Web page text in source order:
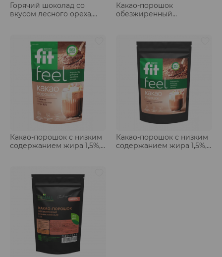
Горячий шоколад со
вкусом лесного ореха,
Какао-порошок
обезжиренный
Какао-порошок с низким
содержанием жира 1,5%,
Какао-порошок с низким
содержанием жира 1,5%,